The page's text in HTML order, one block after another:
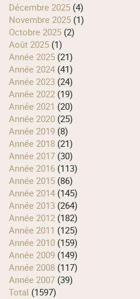
décembre 2025 (4)
novembre 2025 (1)
octobre 2025 (2)
août 2025 (1)
année 2025 (21)
année 2024 (41)
année 2023 (24)
année 2022 (19)
année 2021 (20)
année 2020 (25)
année 2019 (8)
année 2018 (21)
année 2017 (30)
année 2016 (113)
année 2015 (86)
année 2014 (145)
année 2013 (264)
année 2012 (182)
année 2011 (125)
année 2010 (159)
année 2009 (149)
année 2008 (117)
année 2007 (39)
total (1597)